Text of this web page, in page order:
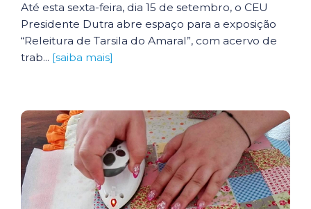
Até esta sexta-feira, dia 15 de setembro, o CEU
Presidente Dutra abre espaço para a exposição
“Releitura de Tarsila do Amaral”, com acervo de
trab... [saiba mais]